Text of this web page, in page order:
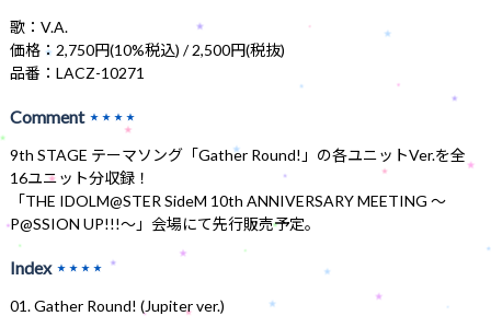
歌：V.A.
価格：2,750円(10%税込) / 2,500円(税抜)
品番：LACZ-10271
Comment ★★★★
9th STAGE テーマソング「Gather Round!」の各ユニットVer.を全
16ユニット分収録！
「THE IDOLM@STER SideM 10th ANNIVERSARY MEETING ～
P@SSION UP!!!～」会場にて先行販売予定。
Index ★★★★
01. Gather Round! (Jupiter ver.)